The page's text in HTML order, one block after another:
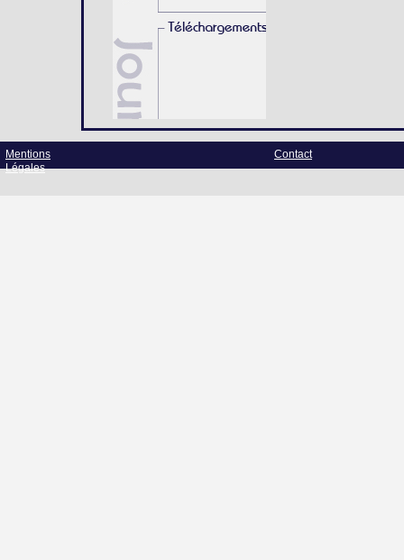
Mentions
Légales
Contact